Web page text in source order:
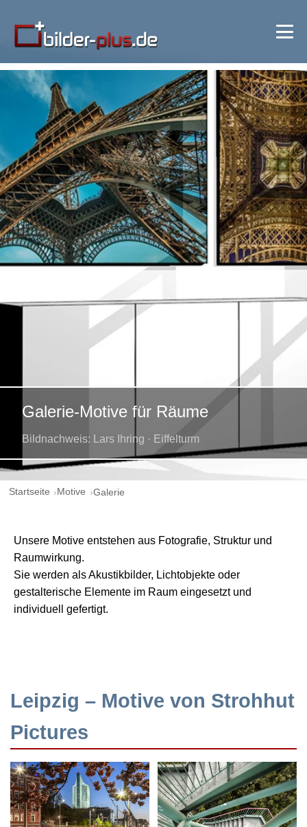
Galerie-Motive für Räume
Bildnachweis: Lars Ihring · Eiffelturm
Startseite Motive Galerie
Unsere Motive entstehen aus Fotografie, Struktur und
Raumwirkung.
Sie werden als Akustikbilder, Lichtobjekte oder
gestalterische Elemente im Raum eingesetzt und
individuell gefertigt.
Leipzig – Motive von Strohhut
Pictures